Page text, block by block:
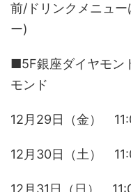
前/ドリンクメニュ
ー)
■5F銀座ダイヤモン
モンド
12月29日（金）
12月30日（土）
12月31日（日）